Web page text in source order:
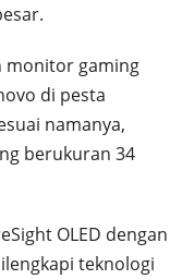
monitor gaming
di pesta
namanya,
berukuran 34
OLED dengan
teknologi